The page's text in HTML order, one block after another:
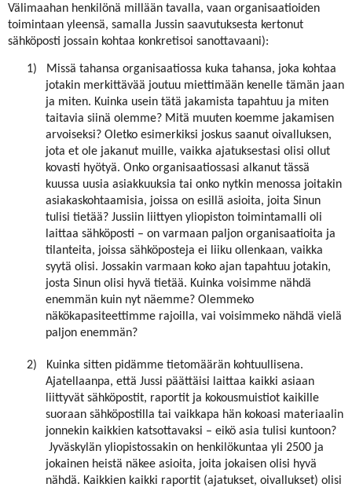
Välimaahan henkilönä millään tavalla, vaan organisaatioiden
toimintaan yleensä, samalla Jussin saavutuksesta kertonut
sähköposti jossain kohtaa konkretisoi sanottavaani):
1)
Missä tahansa organisaatiossa kuka tahansa, joka kohtaa
jotakin merkittävää joutuu miettimään kenelle tämän jaan
ja miten. Kuinka usein tätä jakamista tapahtuu ja miten
taitavia siinä olemme? Mitä muuten koemme jakamisen
arvoiseksi? Oletko esimerkiksi joskus saanut oivalluksen,
jota et ole jakanut muille, vaikka ajatuksestasi olisi ollut
kovasti hyötyä. Onko organisaatiossasi alkanut tässä
kuussa uusia asiakkuuksia tai onko nytkin menossa joitakin
asiakaskohtaamisia, joissa on esillä asioita, joita Sinun
tulisi tietää? Jussiin liittyen yliopiston toimintamalli oli
laittaa sähköposti – on varmaan paljon organisaatioita ja
tilanteita, joissa sähköposteja ei liiku ollenkaan, vaikka
syytä olisi. Jossakin varmaan koko ajan tapahtuu jotakin,
josta Sinun olisi hyvä tietää. Kuinka voisimme nähdä
enemmän kuin nyt näemme? Olemmeko
näkökapasiteettimme rajoilla, vai voisimmeko nähdä vielä
paljon enemmän?
2)
Kuinka sitten pidämme tietomäärän kohtuullisena.
Ajatellaanpa, että Jussi päättäisi laittaa kaikki asiaan
liittyvät sähköpostit, raportit ja kokousmuistiot kaikille
suoraan sähköpostilla tai vaikkapa hän kokoasi materiaalin
jonnekin kaikkien katsottavaksi – eikö asia tulisi kuntoon?
Jyväskylän yliopistossakin on henkilökuntaa yli 2500 ja
jokainen heistä näkee asioita, joita jokaisen olisi hyvä
nähdä. Kaikkien kaikki raportit (ajatukset, oivallukset) olisi